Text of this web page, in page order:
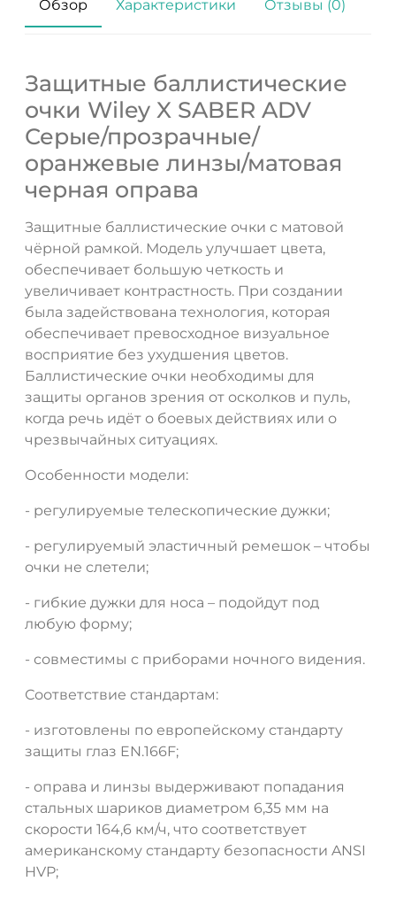
Обзор Характеристики Отзывы (0)
Защитные баллистические
очки Wiley X SABER ADV
Серые/прозрачные/
оранжевые линзы/матовая
черная оправа
Защитные баллистические очки с матовой
чёрной рамкой. Модель улучшает цвета,
обеспечивает большую четкость и
увеличивает контрастность. При создании
была задействована технология, которая
обеспечивает превосходное визуальное
восприятие без ухудшения цветов.
Баллистические очки необходимы для
защиты органов зрения от осколков и пуль,
когда речь идёт о боевых действиях или о
чрезвычайных ситуациях.
Особенности модели:
- регулируемые телескопические дужки;
- регулируемый эластичный ремешок – чтобы
очки не слетели;
- гибкие дужки для носа – подойдут под
любую форму;
- совместимы с приборами ночного видения.
Соответствие стандартам:
- изготовлены по европейскому стандарту
защиты глаз EN.166F;
- оправа и линзы выдерживают попадания
стальных шариков диаметром 6,35 мм на
скорости 164,6 км/ч, что соответствует
американскому стандарту безопасности ANSI
HVP;
ДА НЕТ